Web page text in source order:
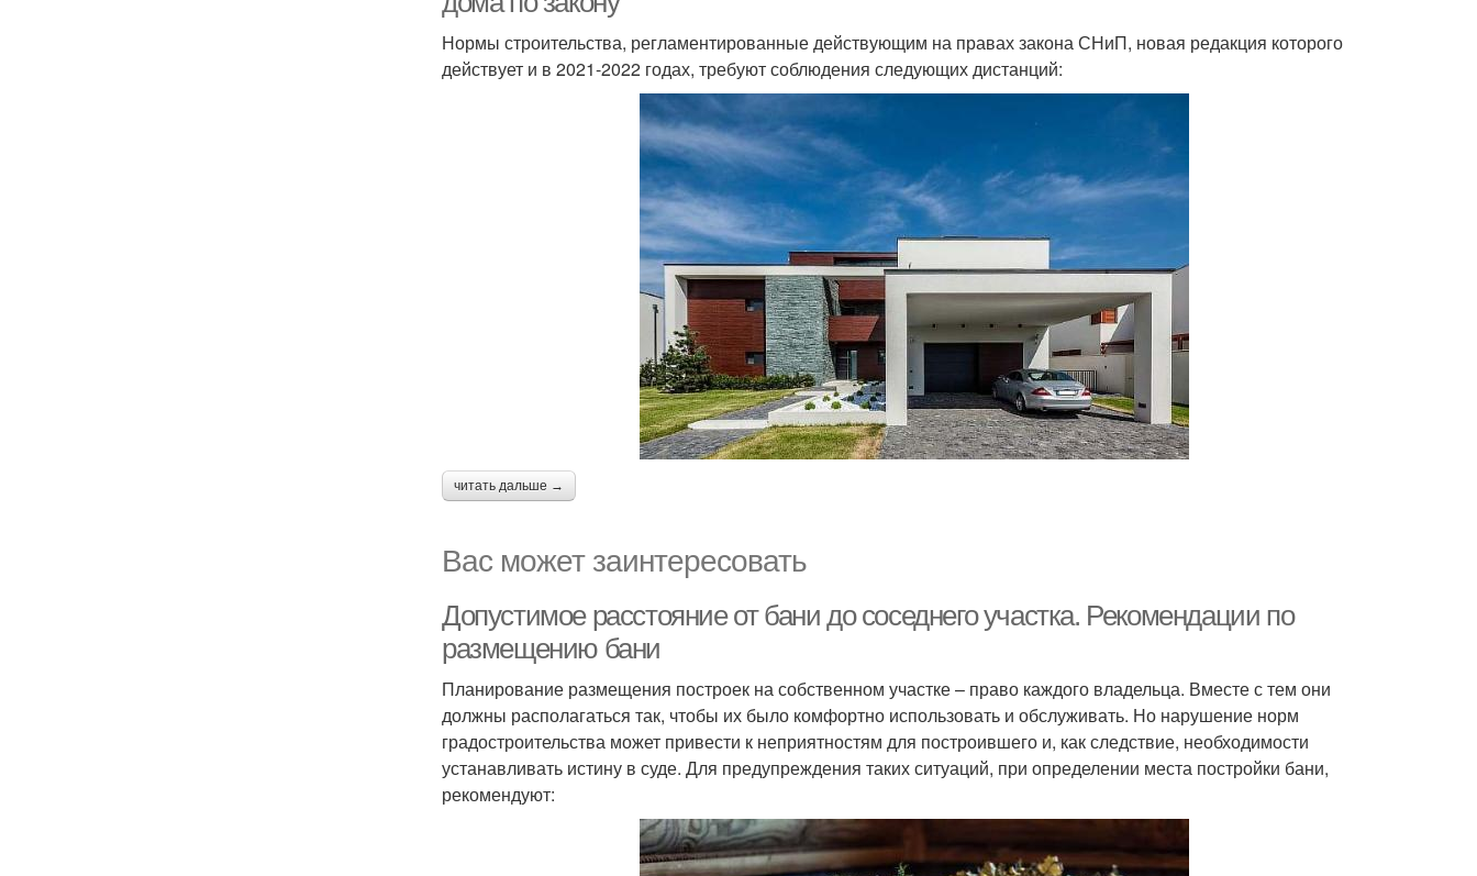
Нормы строительства, регламентированные действующим на правах закона СНиП, новая редакция которого
действует и в 2021-2022 годах, требуют соблюдения следующих дистанций:
читать дальше →
Вас может заинтересовать
Допустимое расстояние от бани до соседнего участка. Рекомендации по
размещению бани
Планирование размещения построек на собственном участке – право каждого владельца. Вместе с тем они
должны располагаться так, чтобы их было комфортно использовать и обслуживать. Но нарушение норм
градостроительства может привести к неприятностям для построившего и, как следствие, необходимости
устанавливать истину в суде. Для предупреждения таких ситуаций, при определении места постройки бани,
рекомендуют: